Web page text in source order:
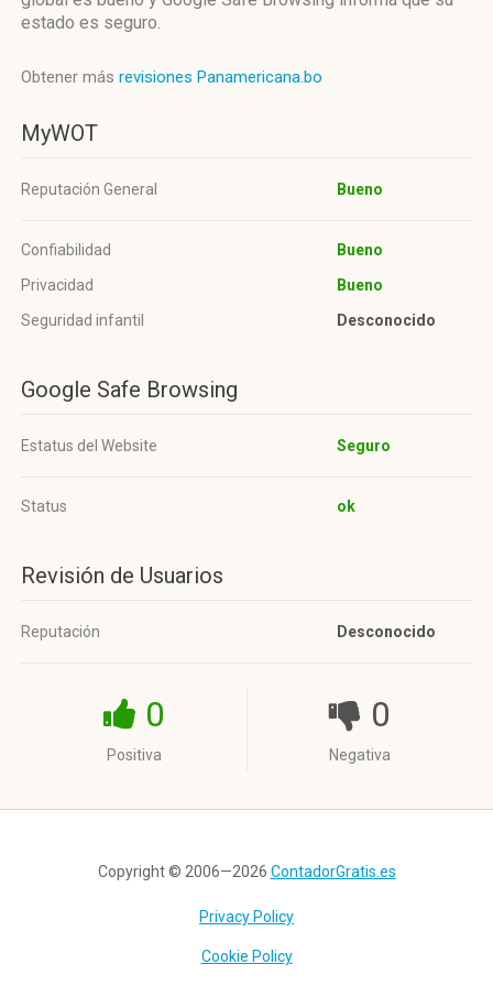
estado es seguro.
Obtener más revisiones Panamericana.bo
MyWOT
Reputación General Bueno
Confiabilidad
Bueno
Privacidad
Bueno
Seguridad infantil
Desconocido
Google Safe Browsing
Estatus del Website Seguro
Status ok
Revisión de Usuarios
Reputación Desconocido
0
Positiva
0
Negativa
Copyright © 2006—2026 ContadorGratis.es
Privacy Policy
Cookie Policy